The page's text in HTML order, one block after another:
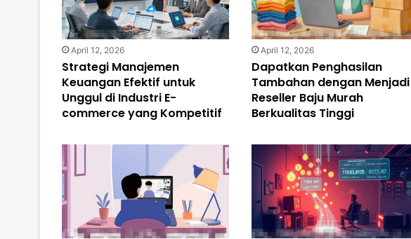
April 12, 2026
Strategi Manajemen
Keuangan Efektif untuk
Unggul di Industri E-
commerce yang Kompetitif
April 12, 2026
Dapatkan Penghasilan
Tambahan dengan Menjadi
Reseller Baju Murah
Berkualitas Tinggi